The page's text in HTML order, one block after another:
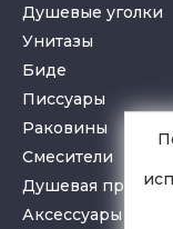
Душевые уголки
Унитазы
Биде
Писсуары
Раковины
Смесители
Душевая
Аксессуары в